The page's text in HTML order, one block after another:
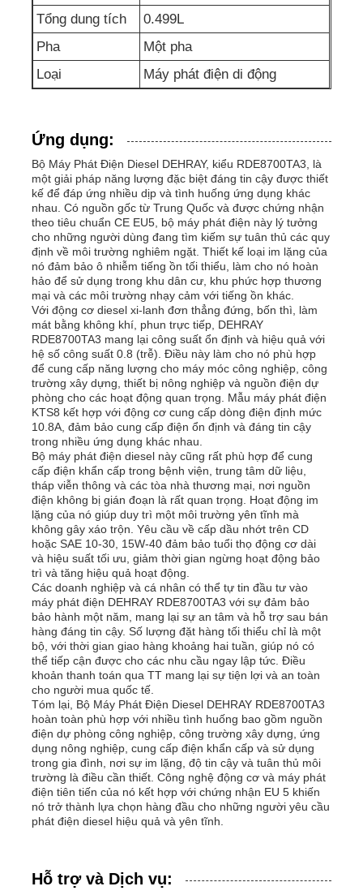
Tổng dung tích
0.499L
Pha
Một pha
Loại
Máy phát điện di động
Ứng dụng:
Bộ Máy Phát Điện Diesel DEHRAY, kiểu RDE8700TA3, là
một giải pháp năng lượng đặc biệt đáng tin cậy được thiết
kế để đáp ứng nhiều dịp và tình huống ứng dụng khác
nhau. Có nguồn gốc từ Trung Quốc và được chứng nhận
theo tiêu chuẩn CE EU5, bộ máy phát điện này lý tưởng
cho những người dùng đang tìm kiếm sự tuân thủ các quy
định về môi trường nghiêm ngặt. Thiết kế loại im lặng của
nó đảm bảo ô nhiễm tiếng ồn tối thiểu, làm cho nó hoàn
hảo để sử dụng trong khu dân cư, khu phức hợp thương
mại và các môi trường nhạy cảm với tiếng ồn khác.
Với động cơ diesel xi-lanh đơn thẳng đứng, bốn thì, làm
mát bằng không khí, phun trực tiếp, DEHRAY
RDE8700TA3 mang lại công suất ổn định và hiệu quả với
hệ số công suất 0.8 (trễ). Điều này làm cho nó phù hợp
để cung cấp năng lượng cho máy móc công nghiệp, công
trường xây dựng, thiết bị nông nghiệp và nguồn điện dự
phòng cho các hoạt động quan trọng. Mẫu máy phát điện
KTS8 kết hợp với động cơ cung cấp dòng điện định mức
10.8A, đảm bảo cung cấp điện ổn định và đáng tin cậy
trong nhiều ứng dụng khác nhau.
Bộ máy phát điện diesel này cũng rất phù hợp để cung
cấp điện khẩn cấp trong bệnh viện, trung tâm dữ liệu,
tháp viễn thông và các tòa nhà thương mại, nơi nguồn
điện không bị gián đoạn là rất quan trọng. Hoạt động im
lặng của nó giúp duy trì một môi trường yên tĩnh mà
không gây xáo trộn. Yêu cầu về cấp dầu nhớt trên CD
hoặc SAE 10-30, 15W-40 đảm bảo tuổi thọ động cơ dài
và hiệu suất tối ưu, giảm thời gian ngừng hoạt động bảo
trì và tăng hiệu quả hoạt động.
Các doanh nghiệp và cá nhân có thể tự tin đầu tư vào
máy phát điện DEHRAY RDE8700TA3 với sự đảm bảo
bảo hành một năm, mang lại sự an tâm và hỗ trợ sau bán
hàng đáng tin cậy. Số lượng đặt hàng tối thiểu chỉ là một
bộ, với thời gian giao hàng khoảng hai tuần, giúp nó có
thể tiếp cận được cho các nhu cầu ngay lập tức. Điều
khoản thanh toán qua TT mang lại sự tiện lợi và an toàn
cho người mua quốc tế.
Tóm lại, Bộ Máy Phát Điện Diesel DEHRAY RDE8700TA3
hoàn toàn phù hợp với nhiều tình huống bao gồm nguồn
điện dự phòng công nghiệp, công trường xây dựng, ứng
dụng nông nghiệp, cung cấp điện khẩn cấp và sử dụng
trong gia đình, nơi sự im lặng, độ tin cậy và tuân thủ môi
trường là điều cần thiết. Công nghệ động cơ và máy phát
điện tiên tiến của nó kết hợp với chứng nhận EU 5 khiến
nó trở thành lựa chọn hàng đầu cho những người yêu cầu
phát điện diesel hiệu quả và yên tĩnh.
Hỗ trợ và Dịch vụ: